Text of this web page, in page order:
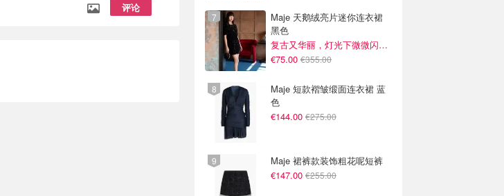
评论
Maje 天鹅绒亮片迷你连衣裙
黑色
复古又华丽，灯光下微微闪光~
€75.00 €355.00
Maje 短款褶皱缎面连衣裙 蓝
色
€144.00 €275.00
Maje 裙裤款装饰粗花呢短裤
€147.00 €255.00